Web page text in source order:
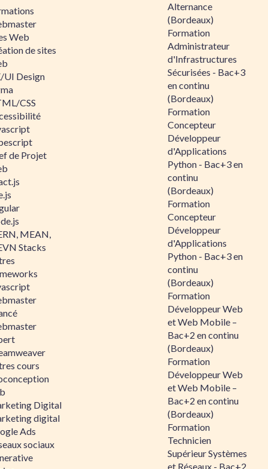
Web
de sites
UI Design
CSS
de Projet
MEAN,
Stacks
cours
Digital
digital
Ads
sociaux
Alternance
(Bordeaux)
Formation
Administrateur
d'Infrastructures
Sécurisées - Bac+3
en continu
(Bordeaux)
Formation
Concepteur
Développeur
d'Applications
Python - Bac+3 en
continu
(Bordeaux)
Formation
Concepteur
Développeur
d'Applications
Python - Bac+3 en
continu
(Bordeaux)
Formation
Développeur Web
et Web Mobile –
Bac+2 en continu
(Bordeaux)
Formation
Développeur Web
et Web Mobile –
Bac+2 en continu
(Bordeaux)
Formation
Technicien
Supérieur Systèmes
et Réseaux - Bac+2